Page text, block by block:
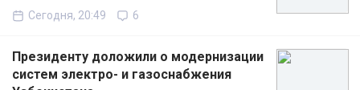
Сегодня, 20:49 6
Президенту доложили о модернизации
систем электро- и газоснабжения